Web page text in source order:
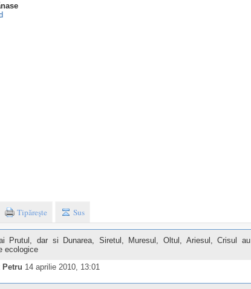
Tipăreşte Sus
Prutul, dar si Dunarea, Siretul, Muresul, Oltul, Ariesul, Crisul au
ecologice
Petru 14 aprilie 2010, 13:01